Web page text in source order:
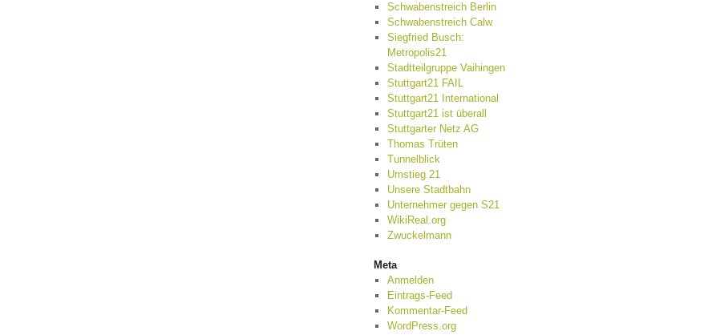
Schwabenstreich Berlin
Schwabenstreich Calw
Siegfried Busch:
Metropolis21
Stadtteilgruppe Vaihingen
Stuttgart21 FAIL
Stuttgart21 International
Stuttgart21 ist überall
Stuttgarter Netz AG
Thomas Trüten
Tunnelblick
Umstieg 21
Unsere Stadtbahn
Unternehmer gegen S21
WikiReal.org
Zwuckelmann
Meta
Anmelden
Eintrags-Feed
Kommentar-Feed
WordPress.org